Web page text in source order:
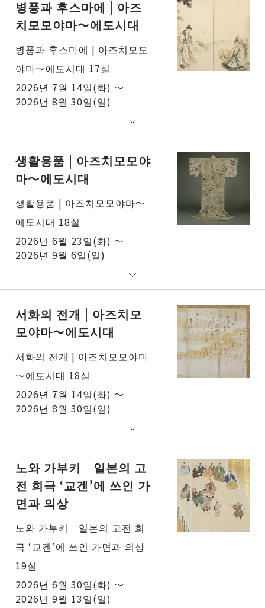
병풍과 후스마에 | 아즈
치모모야마～에도시대
병풍과 후스마에 | 아즈치모모
야마～에도시대 17실
2026년 7월 14일(화) ～
2026년 8월 30일(일)
생활용품 | 아즈치모모야
마～에도시대
생활용품 | 아즈치모모야마～
에도시대 18실
2026년 6월 23일(화) ～
2026년 9월 6일(일)
서화의 전개 | 아즈치모
모야마～에도시대
서화의 전개 | 아즈치모모야마
～에도시대 18실
2026년 7월 14일(화) ～
2026년 8월 30일(일)
노와 가부키 일본의 고
전 희극 ‘교겐’에 쓰인 가
면과 의상
노와 가부키 일본의 고전 희
극 ‘교겐’에 쓰인 가면과 의상
19실
2026년 6월 30일(화) ～
2026년 9월 13일(일)